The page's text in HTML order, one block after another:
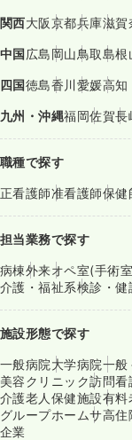
関西大阪京都兵庫滋賀
中国広島岡山鳥取島根
四国徳島香川愛媛高知
九州・沖縄福岡佐賀長
職種で探す
正看護師准看護師保健
担当業務で探す
病棟外来オペ室(手術
介護・福祉系検診・健
施設形態で探す
一般病院大学病院一般
美容クリニック訪問看
介護老人保健施設有料
グループホームサ高住
企業